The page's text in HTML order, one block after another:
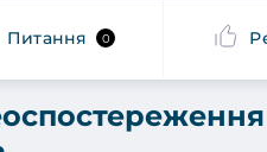
Питання 0